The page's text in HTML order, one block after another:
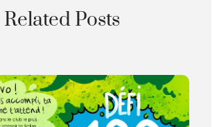
Related Posts